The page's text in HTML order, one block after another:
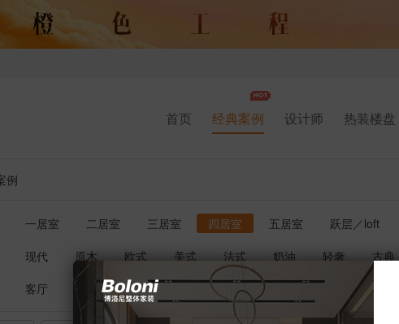
首页 经典案例 设计师 热装楼盘
例
一居室 二居室 三居室 四居室 五居室 跃层／loft
现代 原木 欧式 美式 法式 奶油 轻奢 古典
客厅 卧室 厨房 庭院 儿童房